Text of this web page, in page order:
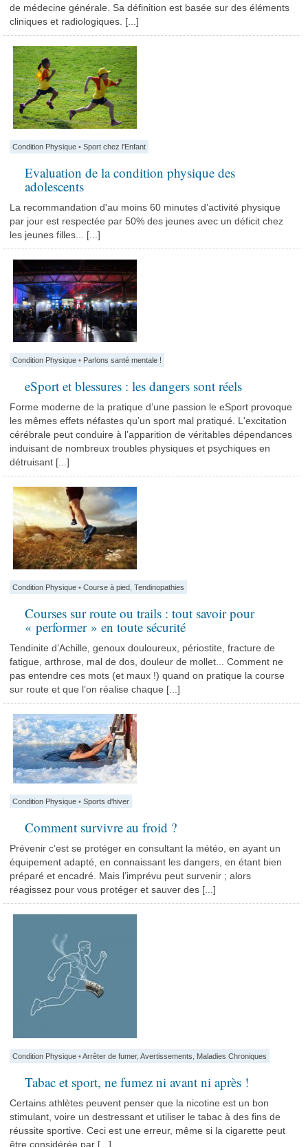
de médecine générale. Sa définition est basée sur des éléments
cliniques et radiologiques. [...]
Condition Physique •Sport chez l'Enfant
Evaluation de la condition physique des
adolescents
La recommandation d'au moins 60 minutes d’activité physique
par jour est respectée par 50% des jeunes avec un déficit chez
les jeunes filles... [...]
Condition Physique • Parlons santé mentale !
eSport et blessures : les dangers sont réels
Forme moderne de la pratique d’une passion le eSport provoque
les mêmes effets néfastes qu’un sport mal pratiqué. L'excitation
cérébrale peut conduire à l’apparition de véritables dépendances
induisant de nombreux troubles physiques et psychiques en
détruisant [...]
Condition Physique •Course à pied ,Tendinopathies
Courses sur route ou trails : tout savoir pour
« performer » en toute sécurité
Tendinite d’Achille, genoux douloureux, périostite, fracture de
fatigue, arthrose, mal de dos, douleur de mollet... Comment ne
pas entendre ces mots (et maux !) quand on pratique la course
sur route et que l’on réalise chaque [...]
Condition Physique •Sports d'hiver
Comment survivre au froid ?
Prévenir c’est se protéger en consultant la météo, en ayant un
équipement adapté, en connaissant les dangers, en étant bien
préparé et encadré. Mais l’imprévu peut survenir ; alors
réagissez pour vous protéger et sauver des [...]
Condition Physique •Arrêter de fumer,Avertissements Maladies Chroniques
Tabac et sport, ne fumez ni avant ni après !
Certains athlètes peuvent penser que la nicotine est un bon
stimulant, voire un destressant et utiliser le tabac à des fins de
réussite sportive. Ceci est une erreur, même si la cigarette peut
être considérée par [...]